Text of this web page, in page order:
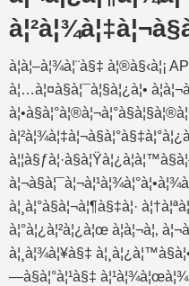
à¦à¦–à¦¾à¦¨à§‡ à¦®à§‹à¦¡
à¦…à¦¤à§à¦¯à¦§à¦¿à¦•
à¦¸à¦°à§à¦¬à¦¶à§‡à¦·
à¦°à¦¿à¦²à¦¿à¦œ à¦à¦¬à¦‚
à¦¸à¦¾à¦¥à§‡
—à§à¦°à¦¹à§‡